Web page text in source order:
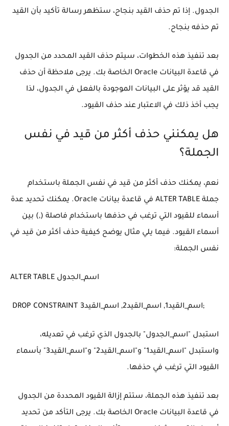
الجدول. إذا تم حذف القيد بنجاح، ستظهر رسالة تأكيد بأن القيد
تم حذفه بنجاح.
بعد تنفيذ هذه الخطوات، سيتم حذف القيد المحدد من الجدول
في قاعدة البيانات Oracle الخاصة بك. يرجى ملاحظة أن حذف
القيد قد يؤثر على البيانات الموجودة بالفعل في الجدول، لذا
يجب أخذ ذلك في الاعتبار عند حذف القيود.
هل يمكنني حذف أكثر من قيد في نفس
الجملة؟
نعم، يمكنك حذف أكثر من قيد في نفس الجملة باستخدام
جملة ALTER TABLE في قاعدة بيانات Oracle. يمكنك تحديد عدة
أسماء للقيود التي ترغب في حذفها باستخدام فاصلة (,) بين
أسماء القيود. فيما يلي مثال يوضح كيفية حذف أكثر من قيد في
نفس الجملة:
ALTER TABLE اسم_الجدول
DROP CONSTRAINT اسم_القيد1, اسم_القيد2, اسم_القيد3;
استبدل "اسم_الجدول" بالجدول الذي ترغب في تعديله،
واستبدل "اسم_القيد1" و"اسم_القيد2" و"اسم_القيد3" بأسماء
القيود التي ترغب في حذفها.
بعد تنفيذ هذه الجملة، ستتم إزالة القيود المحددة من الجدول
في قاعدة البيانات Oracle الخاصة بك. يرجى التأكد من تحديد